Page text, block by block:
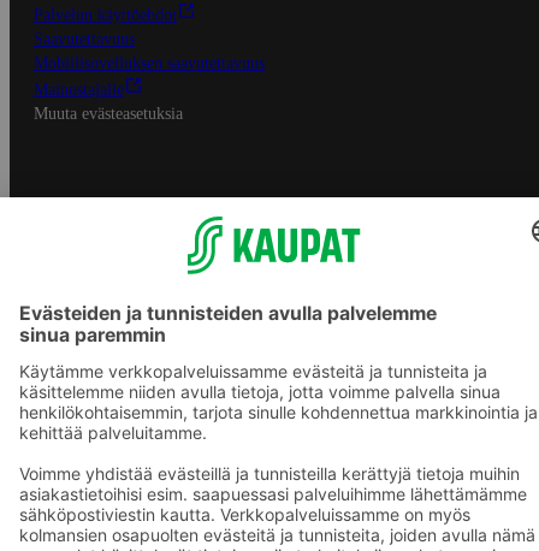
Palvelun käyttöehdot
Saavutettavuus
Mobiilisovelluksen saavutettavuus
Mainostajalle
Muuta evästeasetuksia
S-ryhmän palvelut
Asiakasomistajuus
Yhteishyvä Ruoka -sovellus
Prisma.fi
Sokos.fi
S-Pankki
Sokos Hotels
Raflaamo